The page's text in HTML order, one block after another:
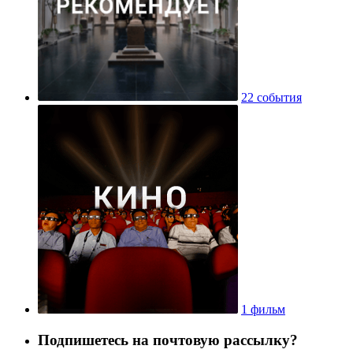
22 события
1 фильм
Подпишетесь на почтовую рассылку?